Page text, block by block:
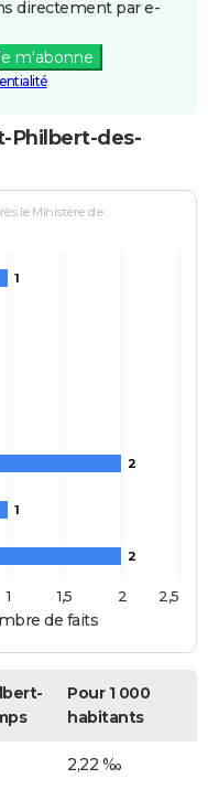
directement par e-
m'abonne
Philbert-des-
de faits
le Ministère de
1
2
1
2
1 1,5 2 2,5
Pour 1 000
habitants
2,22 ‰